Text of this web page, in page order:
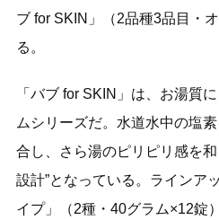
ブ for SKIN」（2品種3品目・
る。
「バブ for SKIN」は、お湯質
ムシリーズだ。水道水中の塩
合し、さら湯のピリピリ感を
設計”となっている。ラインア
イプ」（2種・40グラム×12錠